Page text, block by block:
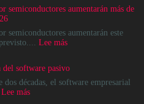
del
Data
Center
no
destino,
es
un
semiconductores aumentarán más de
semiconductores aumentarán este
Lee más:
por
semiconductores
software pasivo
dos décadas, el software empresarial
Lee más: